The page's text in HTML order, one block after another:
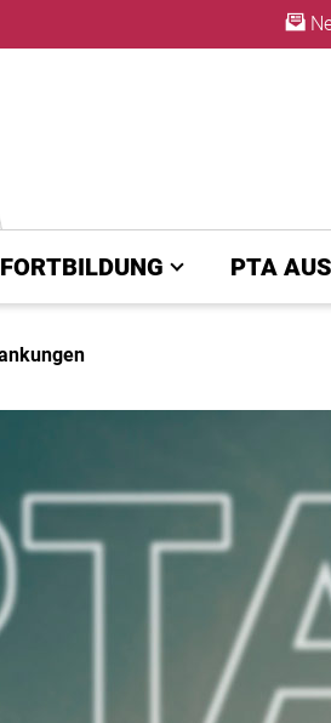
FORTBILDUNG PTA